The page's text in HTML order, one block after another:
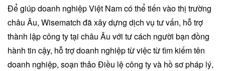
Để giúp doanh nghiệp Việt Nam có thể tiến vào thị trường
châu Âu, Wisematch đã xây dựng dịch vụ tư vấn, hỗ trợ
thành lập công ty tại châu Âu với tư cách người bạn đồng
hành tin cậy, hỗ trợ doanh nghiệp từ việc từ tìm kiếm tên
doanh nghiệp, soạn thảo Điều lệ công ty và hồ sơ pháp lý,